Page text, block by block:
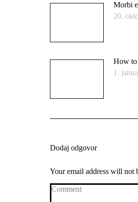
Morbi
20.
How to
1.
Dodaj odgovor
Your email address will not
Comment